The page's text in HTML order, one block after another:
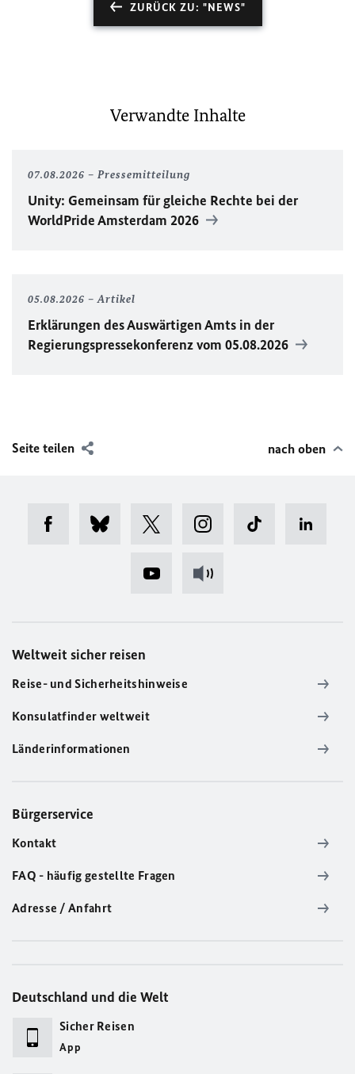
ZURÜCK ZU: "NEWS"
Verwandte Inhalte
07.08.2026 Pressemitteilung
Unity: Gemeinsam für gleiche Rechte bei der
WorldPrideAmsterdam 2026
05.08.2026 Artikel
Erklärungen des Auswärtigen Amts in der
Regierungspressekonferenz vom 05.08.2026
Seite teilen nach oben
Weltweit sicher reisen
Reise- und Sicherheitshinweise
Konsulatfinder weltweit
Länderinformationen
Bürgerservice
Kontakt
FAQ - häufig gestellte Fragen
Adresse / Anfahrt
Deutschland und die Welt
Sicher Reisen
App